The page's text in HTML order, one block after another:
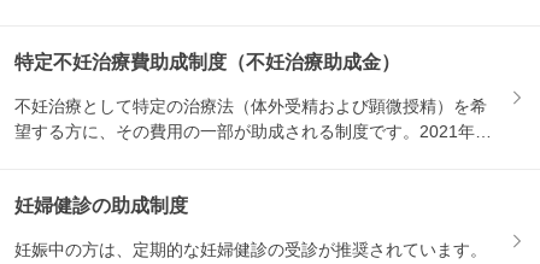
特定不妊治療費助成制度（不妊治療助成金）
不妊治療として特定の治療法（体外受精および顕微授精）を希
望する方に、その費用の一部が助成される制度です。2021年1
妊婦健診の助成制度
妊娠中の方は、定期的な妊婦健診の受診が推奨されています。